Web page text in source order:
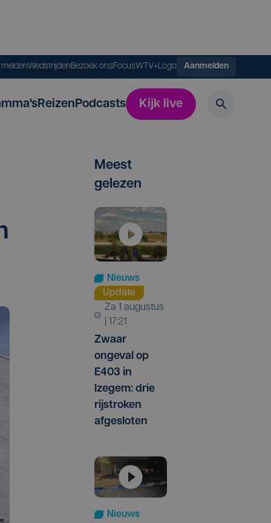
WedstrijdenBezoek onsFocusWTV+Logo Aanmelden
ReizenPodcasts Kijk live
Meest
gelezen
Nieuws
Update
za 1 augustus
| 17:21
Zwaar
ongeval op
E403 in
Izegem: drie
rijstroken
afgesloten
Nieuws